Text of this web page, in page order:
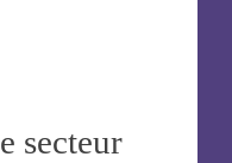
secteur